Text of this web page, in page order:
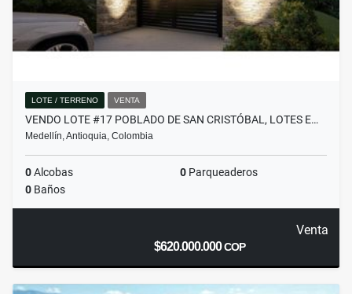
LOTE / TERRENO VENTA
VENDO LOTE #17 POBLADO DE SAN CRISTÓBAL, LOTES E…
Medellín, Antioquia, Colombia
0Alcobas 0 Parqueaderos
0 Baños
Venta
$620.000.000COP